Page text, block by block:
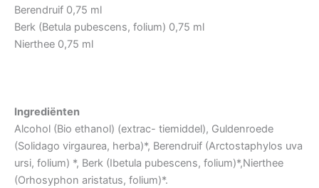
Berendruif 0,75 ml
Berk (Betula pubescens, folium) 0,75 ml
Nierthee 0,75 ml
Ingrediënten
Alcohol (Bio ethanol) (extrac- tiemiddel), Guldenroede
(Solidago virgaurea, herba)*, Berendruif (Arctostaphylos uva
ursi, folium) *, Berk (Ibetula pubescens, folium)*,Nierthee
(Orhosyphon aristatus, folium)*.